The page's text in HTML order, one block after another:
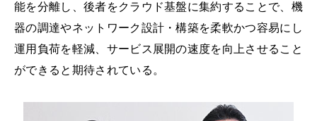
能を分離し、後者をクラウド基盤に集約することで、機
器の調達やネットワーク設計・構築を柔軟かつ容易にし
運用負荷を軽減、サービス展開の速度を向上させること
ができると期待されている。